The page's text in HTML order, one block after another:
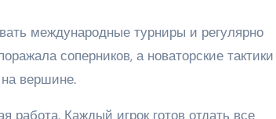
международные турниры и регулярно
соперников, а новаторские тактики
вершине.
работа. Каждый игрок готов отдать все